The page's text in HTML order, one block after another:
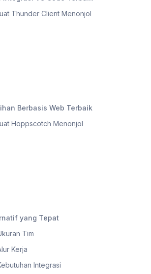
Thunder Client Menonjol
Berbasis Web Terbaik
Hoppscotch Menonjol
yang Tepat
Tim
Kerja
Integrasi